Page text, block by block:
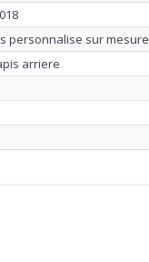
personnalise sur mesure
arriere